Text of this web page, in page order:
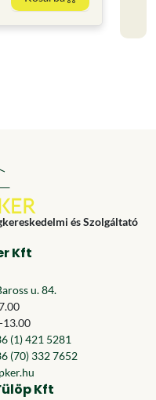
és Szolgáltató
Kft
u. 84.
13.00
(1) 421 5281
(70) 332 7652
Kft